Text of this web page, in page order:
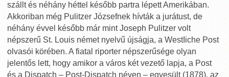
szállt és néhány héttel később partra lépett Amerikában.
Akkoriban még Pulitzer Józsefnek hívták a jurátust, de
néhány évvel később már mint Joseph Pulitzer volt
népszerű St. Louis német nyelvű újságja, a WestIiche Post
olvasói körében. A fiatal riporter népszerűsége olyan
jelentős lett, hogy amikor a város két vezető lapja, a Post
és a Dispatch – Post-Dispatch néven – egyesült (1878), az